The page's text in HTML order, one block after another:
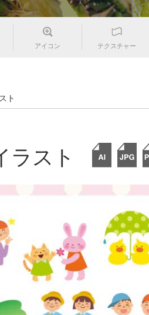
アイコン テクスチャー
ト
ラスト